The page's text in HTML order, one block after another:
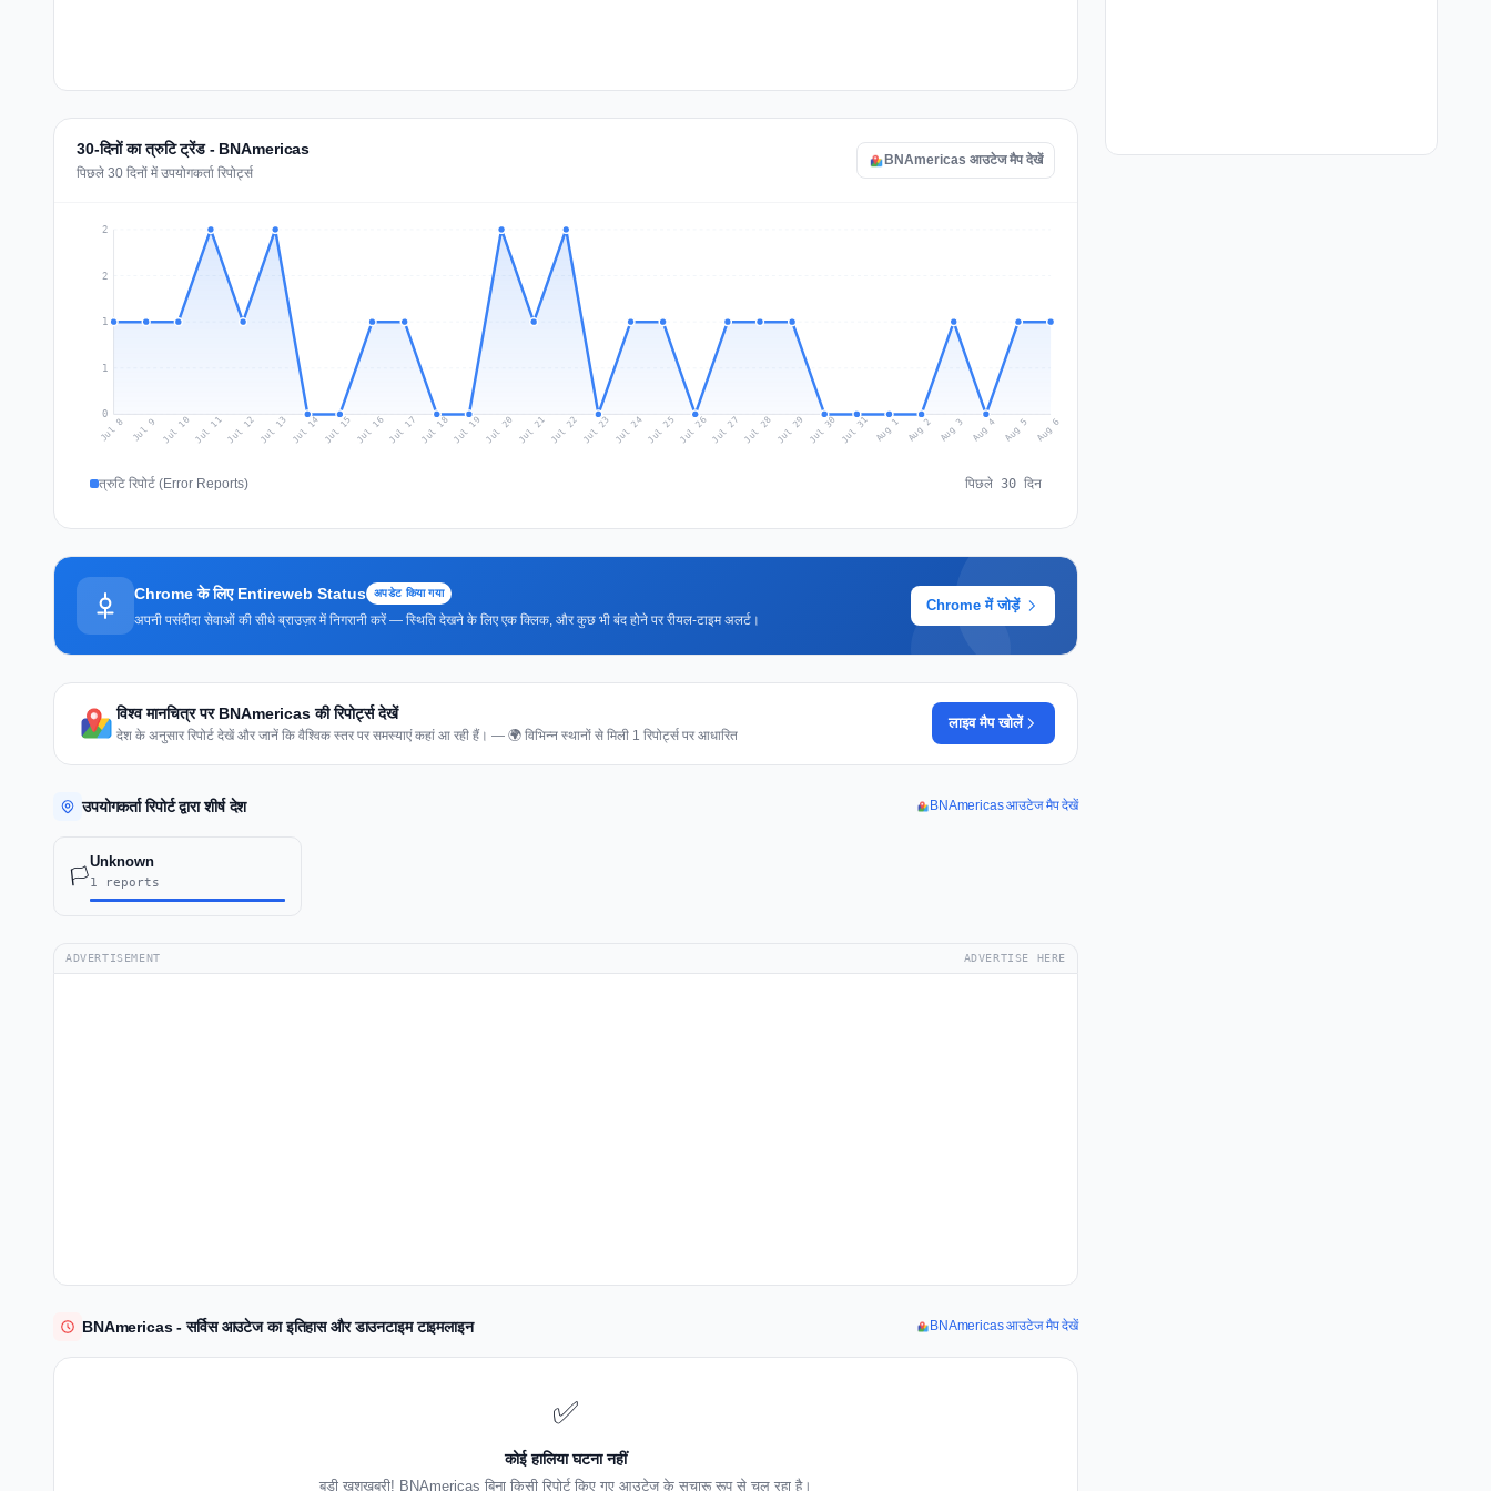
30-दिनों का त्रुटि ट्रेंड - BNAmericas
पिछले 30 दिनों में उपयोगकर्ता रिपोर्ट्स
BNAmericas आउटेज मैप देखें
0
1
1
2
2
Jul 8 Jul 9 Jul 10 Jul 11Jul 12 Jul 13 Jul 14 Jul 15 Jul 16Jul 17 Jul 18Jul 19 Jul 20 Jul 21 Jul 22 Jul 23 Jul 24Jul 25 Jul 26Jul 27 Jul 28 Jul 29 Jul 30 Jul 31 Aug 1 Aug 2 Aug 3 Aug 4 Aug 5 Aug 6
त्रुटि रिपोर्ट (Error Reports) पिछले 30 दिन
Chrome के लिए Entireweb Status अपडेट किया गया
अपनी पसंदीदा सेवाओं की सीधे ब्राउज़र में निगरानी करें — स्थिति देखने के लिए एक क्लिक, और कुछ भी बंद होने पर रीयल-टाइम अलर्ट।
Chrome में जोड़ें
विश्व मानचित्र पर BNAmericas की रिपोर्ट्स देखें
देश के अनुसार रिपोर्ट देखें और जानें कि वैश्विक स्तर पर समस्याएं कहां आ रही हैं। — 🌍 विभिन्न स्थानों से मिली 1 रिपोर्ट्स पर आधारित
लाइव मैप खोलें
उपयोगकर्ता रिपोर्ट द्वारा शीर्ष देश BNAmericas आउटेज मैप देखें
🏳️
Unknown
1 reports
ADVERTISEMENT ADVERTISE HERE
BNAmericas - सर्विस आउटेज का इतिहास और डाउनटाइम टाइमलाइन BNAmericas आउटेज मैप देखें
✅
कोई हालिया घटना नहीं
बड़ी खुशखबरी! BNAmericas बिना किसी रिपोर्ट किए गए आउटेज के सुचारू रूप से चल रहा है।